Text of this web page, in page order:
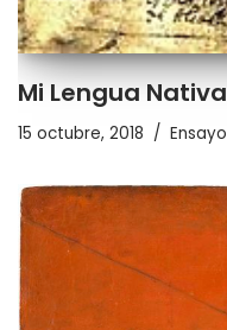
Mi Lengua Nativa
15 octubre, 2018 Ensayo